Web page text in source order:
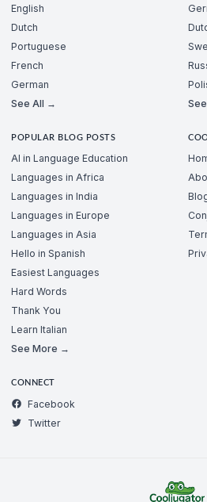
English
Dutch
Portuguese
French
German
See All →
POPULAR BLOG POSTS
AI in Language Education
Languages in Africa
Languages in India
Languages in Europe
Languages in Asia
Hello in Spanish
Easiest Languages
Hard Words
Thank You
Learn Italian
See More →
CONNECT
Facebook
Twitter